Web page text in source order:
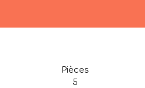
86 24
Pièces
5